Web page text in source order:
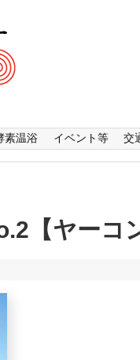
素温浴 イベント等 交
【ヤーコ